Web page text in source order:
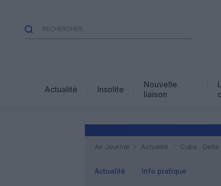
Actualité Insolite
Nouvelle
liaison
Air Journal Actualité Cuba :
Actualité Info pratique